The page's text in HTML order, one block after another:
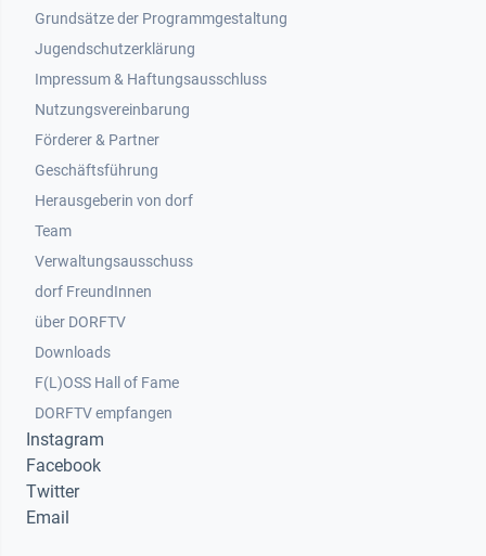
Grundsätze der Programmgestaltung
Jugendschutzerklärung
Impressum & Haftungsausschluss
Nutzungsvereinbarung
Footer 2
Förderer & Partner
Geschäftsführung
Herausgeberin von dorf
Team
Verwaltungsausschuss
dorf FreundInnen
Footer 3
über DORFTV
Downloads
F(L)OSS Hall of Fame
Footer 4
DORFTV empfangen
Instagram
Facebook
Twitter
Email